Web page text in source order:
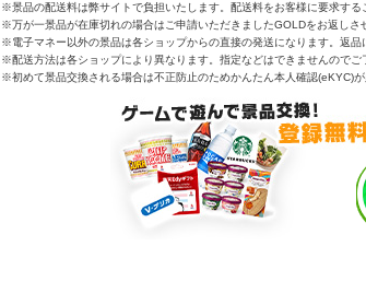
※景品の配送料は弊サイトで負担いたします。配送料をお客様に要求する
※万が一景品が在庫切れの場合はご申請いただきましたGOLDをお返しさ
※電子マネー以外の景品は各ショップからの直接の発送になります。返
※配送方法は各ショップにより異なります。指定などはできませんのでご
※初めて景品交換される場合は不正防止のためかんたん本人確認(eKYC)